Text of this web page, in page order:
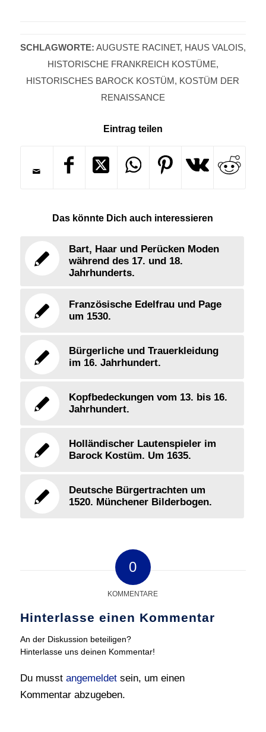
SCHLAGWORTE: AUGUSTE RACINET, HAUS VALOIS,
HISTORISCHE FRANKREICH KOSTÜME,
HISTORISCHES BAROCK KOSTÜM, KOSTÜM DER
RENAISSANCE
Eintrag teilen
Das könnte Dich auch interessieren
Bart, Haar und Perücken Moden
während des 17. und 18.
Jahrhunderts.
Französische Edelfrau und Page
um 1530.
Bürgerliche und Trauerkleidung
im 16. Jahrhundert.
Kopfbedeckungen vom 13. bis 16.
Jahrhundert.
Holländischer Lautenspieler im
Barock Kostüm. Um 1635.
Deutsche Bürgertrachten um
1520. Münchener Bilderbogen.
0
KOMMENTARE
Hinterlasse einen Kommentar
An der Diskussion beteiligen?
Hinterlasse uns deinen Kommentar!
Du musst angemeldetsein, um einen
Kommentar abzugeben.